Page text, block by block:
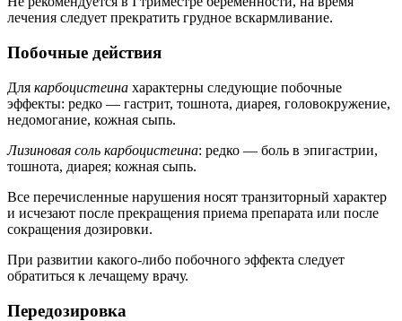
лечения следует прекратить грудное вскармливание.
Побочные действия
Для карбоцистеина характерны следующие побочные
эффекты: редко — гастрит, тошнота, диарея, головокружение,
недомогание, кожная сыпь.
Лизиновая соль карбоцистеина: редко — боль в эпигастрии,
тошнота, диарея; кожная сыпь.
Все перечисленные нарушения носят транзиторный характер
и исчезают после прекращения приема препарата или после
сокращения дозировки.
При развитии какого-либо побочного эффекта следует
обратиться к лечащему врачу.
Передозировка